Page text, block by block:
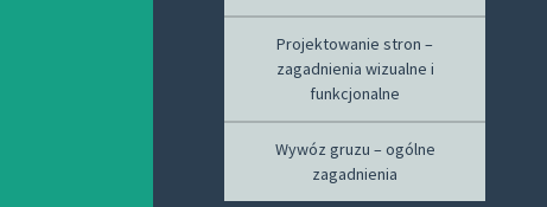
Projektowanie stron –
zagadnienia wizualne i
funkcjonalne
Wywóz gruzu – ogólne
zagadnienia